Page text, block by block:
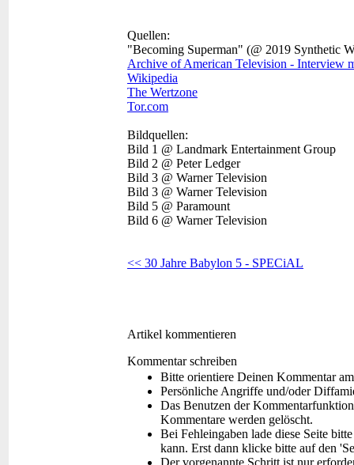
Quellen:
"Becoming Superman" (@ 2019 Synthetic
Archive of American Television - Interview
Wikipedia
The Wertzone
Tor.com
Bildquellen:
Bild 1 @ Landmark Entertainment Group
Bild 2 @ Peter Ledger
Bild 3 @ Warner Television
Bild 3 @ Warner Television
Bild 5 @ Paramount
Bild 6 @ Warner Television
<< 30 Jahre Babylon 5 - SPECiAL
Artikel kommentieren
Kommentar schreiben
Bitte orientiere Deinen Kommentar
Persönliche Angriffe und/oder
Das Benutzen der
Kommentare werden gelöscht.
Bei Fehleingaben lade diese Seite
kann. Erst dann klicke bitte auf den
Der vorgenannte Schritt ist nur